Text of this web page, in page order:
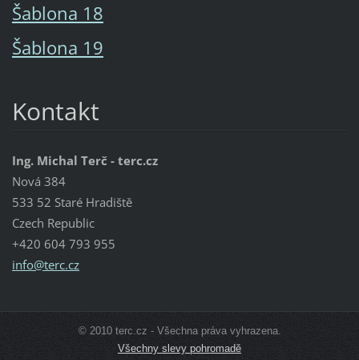
Šablona 18
Šablona 19
Kontakt
Ing. Michal Terč - terc.cz
Nová 384
533 52 Staré Hradiště
Czech Republic
+420 604 793 955
info@terc.cz
© 2010 terc.cz - Všechna práva vyhrazena.
Všechny slevy pohromadě